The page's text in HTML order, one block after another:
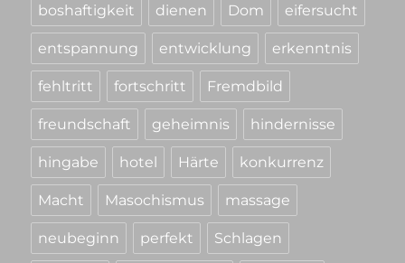
boshaftigkeit dienen Dom eifersucht
entspannung entwicklung erkenntnis
fehltritt fortschritt Fremdbild
freundschaft geheimnis hindernisse
hingabe hotel Härte konkurrenz
Macht Masochismus massage
neubeginn perfekt Schlagen